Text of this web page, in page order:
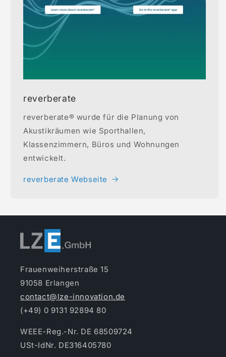
reverberate
reverberate® wurde für die Planung von
Akustikräumen wie Sporthallen,
Klassenzimmern, Büros und Wohnungen
entwickelt.
reverberate Webseite
Frauenweiherstraße 15
91058 Erlangen
contact@lze-innovation.de
(+49) 0 9131 92894 80
WEEE-Reg.-Nr. DE 68509724
USt-IdNr. DE316405780